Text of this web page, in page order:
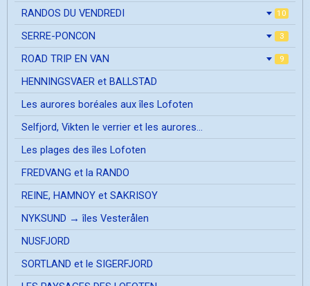
RANDOS DU VENDREDI 10
SERRE-PONCON 3
ROAD TRIP EN VAN 9
HENNINGSVAER et BALLSTAD
Les aurores boréales aux îles Lofoten
Selfjord, Vikten le verrier et les aurores...
Les plages des îles Lofoten
FREDVANG et la RANDO
REINE, HAMNOY et SAKRISOY
NYKSUND → îles Vesterålen
NUSFJORD
SORTLAND et le SIGERFJORD